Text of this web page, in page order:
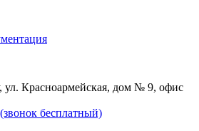
ул. Красноармейская, дом № 9, офис
(звонок бесплатный)